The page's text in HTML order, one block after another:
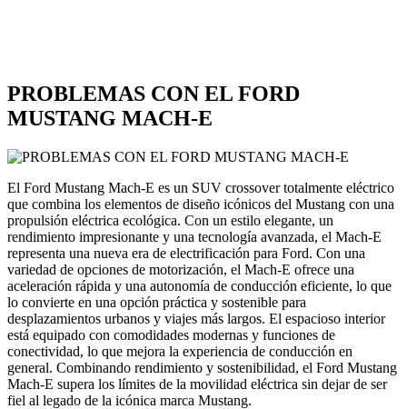
PROBLEMAS CON EL FORD
MUSTANG MACH-E
El Ford Mustang Mach-E es un SUV crossover totalmente eléctrico
que combina los elementos de diseño icónicos del Mustang con una
propulsión eléctrica ecológica. Con un estilo elegante, un
rendimiento impresionante y una tecnología avanzada, el Mach-E
representa una nueva era de electrificación para Ford. Con una
variedad de opciones de motorización, el Mach-E ofrece una
aceleración rápida y una autonomía de conducción eficiente, lo que
lo convierte en una opción práctica y sostenible para
desplazamientos urbanos y viajes más largos. El espacioso interior
está equipado con comodidades modernas y funciones de
conectividad, lo que mejora la experiencia de conducción en
general. Combinando rendimiento y sostenibilidad, el Ford Mustang
Mach-E supera los límites de la movilidad eléctrica sin dejar de ser
fiel al legado de la icónica marca Mustang.